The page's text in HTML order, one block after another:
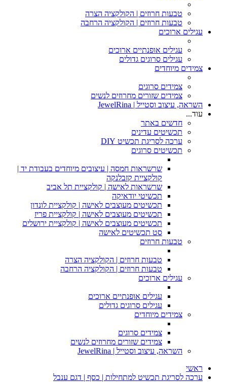
טבעות חרוזים | הקולקציה הצרה
טבעות חרוזים | הקולקציה הרחבה
עגילים ארוכים
עגילים אופנתיים ארוכים
עגילים סרוגים גדולים
צמידים מיוחדים
צמידים סרוגים
צמידים שזורים מחרוזים לנשים
השראה, עיצוב וסטייל | JewelRina
עוד...
חדשים באתר
תכשיטים עדינים
ערכה לסריגת תכשיט DIY
תכשיטים סרוגים
שרשראות חמסה | עיצובים מיוחדים בעבודת יד |
קולקציית קזבלנקה
שרשראות לאישה | קולקציית תל אביב
תכשיטי יודאיקה
תכשיטים מעוצבים לאישה | קולקציית לונדון
תכשיטים מעוצבים לאישה | קולקציית פריז
תכשיטים מעוצבים לאישה | קולקציית ירושלים
סט תכשיטים לאישה
טבעות חרוזים
טבעות חרוזים | הקולקציה הצרה
טבעות חרוזים | הקולקציה הרחבה
עגילים ארוכים
עגילים אופנתיים ארוכים
עגילים סרוגים גדולים
צמידים מיוחדים
צמידים סרוגים
צמידים שזורים מחרוזים לנשים
השראה, עיצוב וסטייל | JewelRina
ראשי
ערכה לסריגת תכשיט למתחילות | כסף | דגם ענבל